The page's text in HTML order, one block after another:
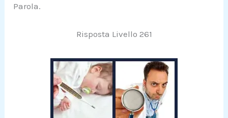
Parola.
Risposta Livello 261